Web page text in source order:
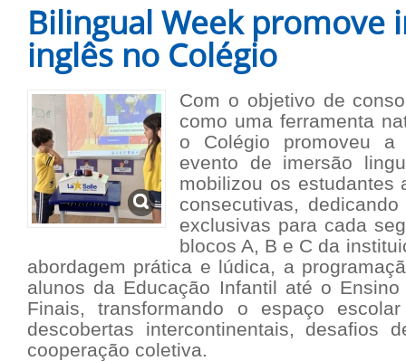
Bilingual Week promove
inglês no Colégio
Com o objetivo de
como uma ferramenta
o Colégio promoveu a
evento de imersão
mobilizou os estudantes
consecutivas,
exclusivas para cada
blocos A, B e C da
abordagem prática e lúdica, a
alunos da Educação Infantil até o
Finais, transformando o espaço
descobertas intercontinentais, desafios
cooperação coletiva.